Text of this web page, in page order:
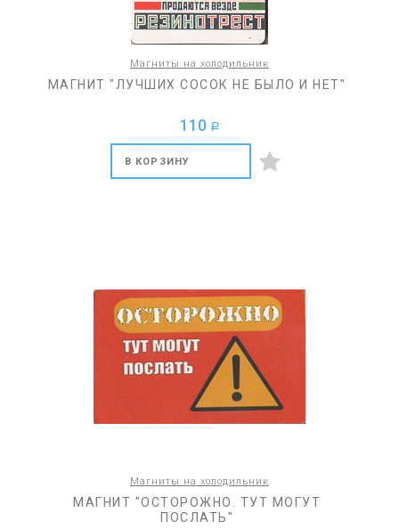
Магниты на холодильник
МАГНИТ "ЛУЧШИХ СОСОК НЕ БЫЛО И НЕТ"
110 a
В КОРЗИНУ
Магниты на холодильник
МАГНИТ "ОСТОРОЖНО. ТУТ МОГУТ
ПОСЛАТЬ"